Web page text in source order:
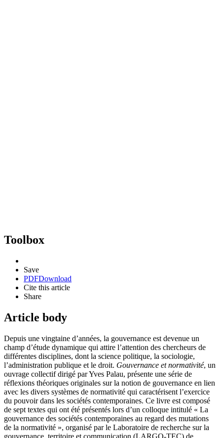
Toolbox
Save
PDFDownload
Cite this article
Share
Article body
Depuis une vingtaine d’années, la gouvernance est devenue un
champ d’étude dynamique qui attire l’attention des chercheurs de
différentes disciplines, dont la science politique, la sociologie,
l’administration publique et le droit. Gouvernance et normativité, un
ouvrage collectif dirigé par Yves Palau, présente une série de
réflexions théoriques originales sur la notion de gouvernance en lien
avec les divers systèmes de normativité qui caractérisent l’exercice
du pouvoir dans les sociétés contemporaines. Ce livre est composé
de sept textes qui ont été présentés lors d’un colloque intitulé « La
gouvernance des sociétés contemporaines au regard des mutations
de la normativité », organisé par le Laboratoire de recherche sur la
gouvernance, territoire et communication (LARGO-TEC) de